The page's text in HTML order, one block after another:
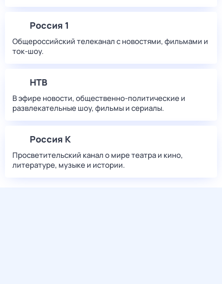
Россия 1
Общероссийский телеканал с новостями, фильмами и
ток-шоу.
НТВ
В эфире новости, общественно-политические и
развлекательные шоу, фильмы и сериалы.
Россия К
Просветительский канал о мире театра и кино,
литературе, музыке и истории.